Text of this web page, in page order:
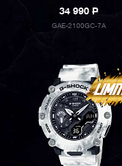
34 990P
GAE-2100GC-7A